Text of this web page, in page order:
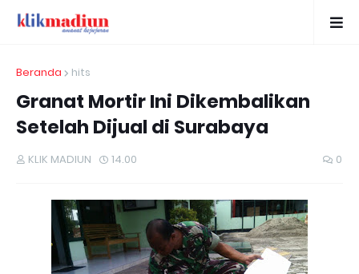
Beranda hits
Granat Mortir Ini Dikembalikan
Setelah Dijual di Surabaya
KLIK MADIUN 14.00 0